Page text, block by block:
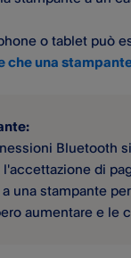
o tablet può
che una
Bluetooth
l'accettazione di
a una stampante
aumentare e le